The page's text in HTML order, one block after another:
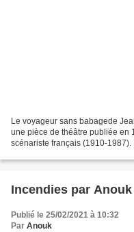
Le voyageur sans babagede
une pièce de théâtre publiée en
scénariste français (1910-1987).
Incendies par Anouk
Publié le 25/02/2021 à 10:32
Par Anouk